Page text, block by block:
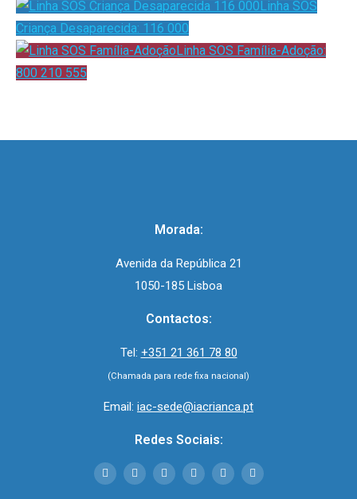
Linha SOS
Criança Desaparecida: 116 000
Linha SOS Família-Adoção:
800 210 555
Morada:
Avenida da República 21
1050-185 Lisboa
Contactos:
Tel: +351 21 361 78 80
(Chamada para rede fixa nacional)
Email: iac-sede@iacrianca.pt
Redes Sociais: